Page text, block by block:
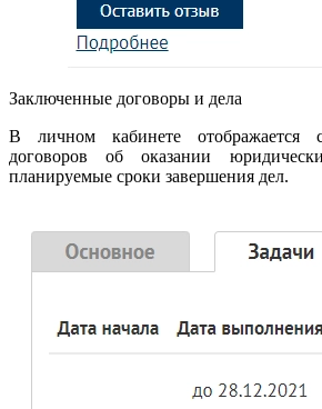
Заключенные договоры и дела
В личном кабинете отображается
договоров об оказании
планируемые сроки завершения дел.